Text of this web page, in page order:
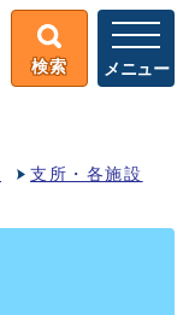
検索 メニュー
支所・各施設